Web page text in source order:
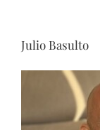
Julio Basulto